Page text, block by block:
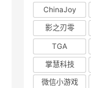
ChinaJoy
影之刃零
TGA
掌慧科技
微信小游戏